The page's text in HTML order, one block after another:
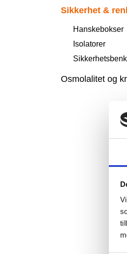
Sikkerhet &
Hanskebokser
Isolatorer
Osmolalitet og